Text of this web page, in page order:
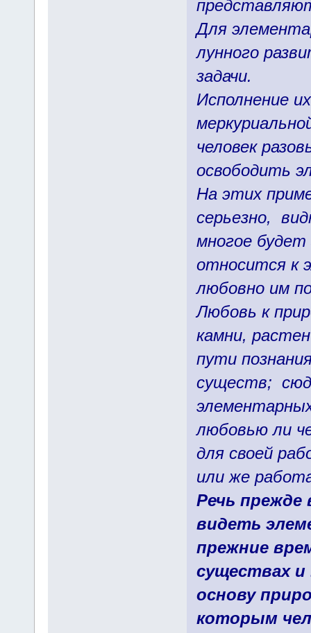
Для
лунного
задачи.
Исполнение
человек
освободить
На этих
серьезно,
многое
относится к
любовно им
Любовь к
камни,
пути
существ;
любовью ли
для своей
или же
Речь
видеть
прежние
существах и
основу
которым